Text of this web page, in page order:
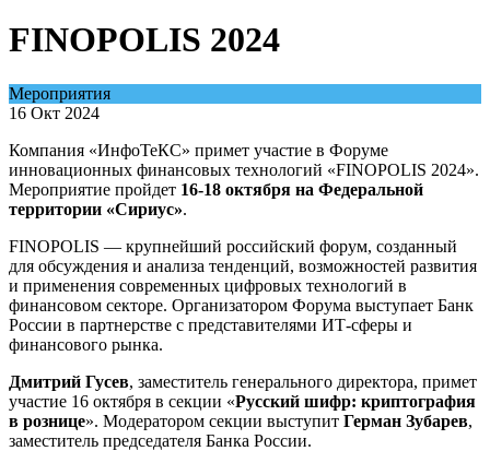
FINOPOLIS 2024
Мероприятия
16 Окт 2024
Компания «ИнфоТеКС» примет участие в Форуме
инновационных финансовых технологий «FINOPOLIS 2024».
Мероприятие пройдет 16-18 октября на Федеральной
территории «Сириус».
FINOPOLIS — крупнейший российский форум, созданный
для обсуждения и анализа тенденций, возможностей развития
и применения современных цифровых технологий в
финансовом секторе. Организатором Форума выступает Банк
России в партнерстве с представителями ИТ-сферы и
финансового рынка.
Дмитрий Гусев, заместитель генерального директора, примет
участие 16 октября в секции «Русский шифр: криптография
в рознице». Модератором секции выступит Герман Зубарев,
заместитель председателя Банка России.